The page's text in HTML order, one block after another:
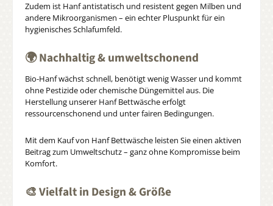
Zudem ist Hanf antistatisch und resistent gegen Milben und
andere Mikroorganismen – ein echter Pluspunkt für ein
hygienisches Schlafumfeld.
🌍 Nachhaltig & umweltschonend
Bio-Hanf wächst schnell, benötigt wenig Wasser und kommt
ohne Pestizide oder chemische Düngemittel aus. Die
Herstellung unserer Hanf Bettwäsche erfolgt
ressourcenschonend und unter fairen Bedingungen.
Mit dem Kauf von Hanf Bettwäsche leisten Sie einen aktiven
Beitrag zum Umweltschutz – ganz ohne Kompromisse beim
Komfort.
🎨 Vielfalt in Design & Größe